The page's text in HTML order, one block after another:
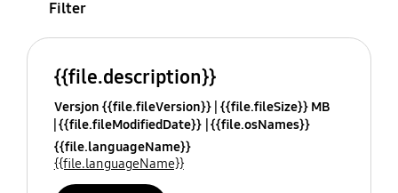
Filter
{{file.description}}
Versjon {{file.fileVersion}} {{file.fileSize}} MB
{{file.fileModifiedDate}} {{file.osNames}}
{{file.languageName}}
{{file.languageName}}